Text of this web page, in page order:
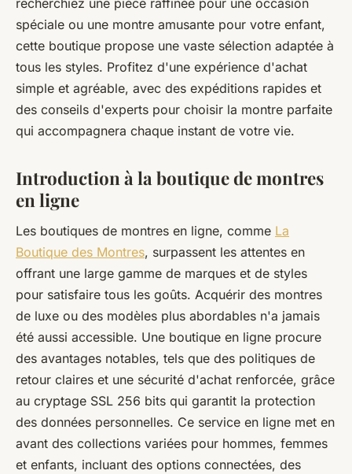
spéciale ou une montre amusante pour votre enfant,
cette boutique propose une vaste sélection adaptée à
tous les styles. Profitez d'une expérience d'achat
simple et agréable, avec des expéditions rapides et
des conseils d'experts pour choisir la montre parfaite
qui accompagnera chaque instant de votre vie.
Introduction à la boutique de montres
en ligne
Les boutiques de montres en ligne, comme La
Boutique des Montres, surpassent les attentes en
offrant une large gamme de marques et de styles
pour satisfaire tous les goûts. Acquérir des montres
de luxe ou des modèles plus abordables n'a jamais
été aussi accessible. Une boutique en ligne procure
des avantages notables, tels que des politiques de
retour claires et une sécurité d'achat renforcée, grâce
au cryptage SSL 256 bits qui garantit la protection
des données personnelles. Ce service en ligne met en
avant des collections variées pour hommes, femmes
et enfants, incluant des options connectées, des